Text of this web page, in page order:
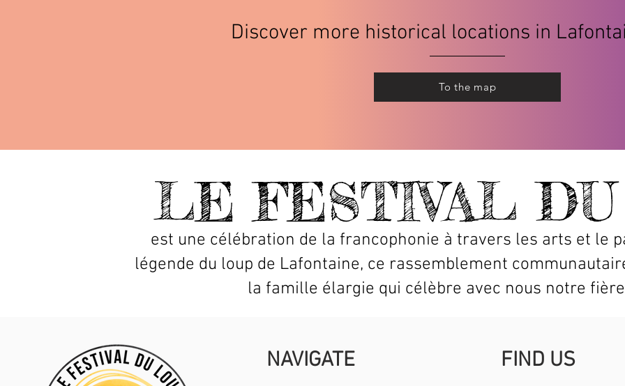
Discover more historical locations in
To the map
LE FESTIVAL
est une célébration de la francophonie à travers les arts et le
légende du loup de Lafontaine, ce rassemblement
la famille élargie qui célèbre avec nous notre
NAVIGATE FIND US